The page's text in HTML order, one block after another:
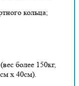
кольца;
более 150кг,
х 40см).